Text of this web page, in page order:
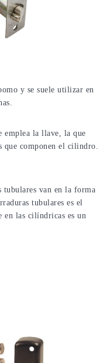
y se suele utilizar en
emplea la llave, la que
que componen el cilindro.
tubulares van en la forma
tubulares es el
en las cilíndricas es un